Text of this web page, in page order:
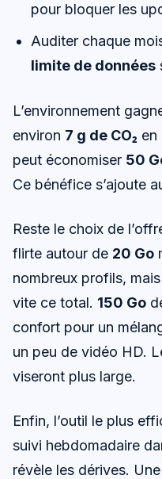
pour bloquer les
Auditer chaque
limite de données
L’environnement
environ 7 g de CO₂ en
peut économiser 50
Ce bénéfice s’ajoute
Reste le choix de
flirte autour de 20 Go
nombreux profils,
vite ce total. 150 Go
confort pour un
un peu de vidéo HD.
viseront plus large.
Enfin, l’outil le plus
suivi hebdomadaire
révèle les dérives.